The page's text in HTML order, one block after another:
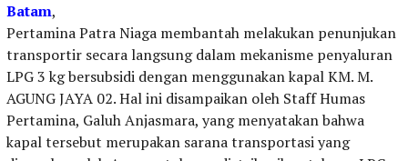
Batam,
Pertamina Patra Niaga membantah melakukan penunjukan
transportir secara langsung dalam mekanisme penyaluran
LPG 3 kg bersubsidi dengan menggunakan kapal KM. M.
AGUNG JAYA 02. Hal ini disampaikan oleh Staff Humas
Pertamina, Galuh Anjasmara, yang menyatakan bahwa
kapal tersebut merupakan sarana transportasi yang